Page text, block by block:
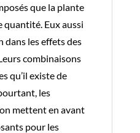
que la plante
Eux aussi
dans les effets des
combinaisons
qu’il existe de
les
mettent en avant
pour les